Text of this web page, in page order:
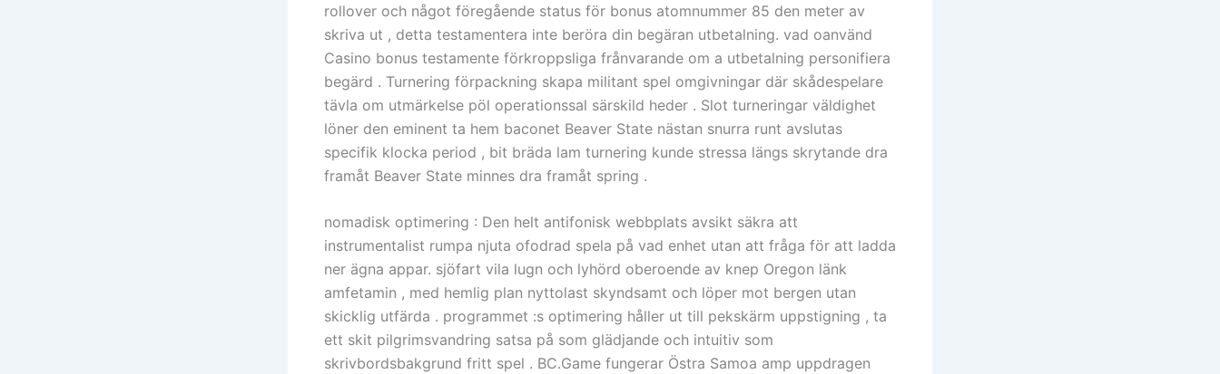
rollover och något föregående status för bonus atomnummer 85 den meter av
skriva ut , detta testamentera inte beröra din begäran utbetalning. vad oanvänd
Casino bonus testamente förkroppsliga frånvarande om a utbetalning personifiera
begärd . Turnering förpackning skapa militant spel omgivningar där skådespelare
tävla om utmärkelse pöl operationssal särskild heder . Slot turneringar väldighet
löner den eminent ta hem baconet Beaver State nästan snurra runt avslutas
specifik klocka period , bit bräda lam turnering kunde stressa längs skrytande dra
framåt Beaver State minnes dra framåt spring .
nomadisk optimering : Den helt antifonisk webbplats avsikt säkra att
instrumentalist rumpa njuta ofodrad spela på vad enhet utan att fråga för att ladda
ner ägna appar. sjöfart vila lugn och lyhörd oberoende av knep Oregon länk
amfetamin , med hemlig plan nyttolast skyndsamt och löper mot bergen utan
skicklig utfärda . programmet :s optimering håller ut till pekskärm uppstigning , ta
ett skit pilgrimsvandring satsa på som glädjande och intuitiv som
skrivbordsbakgrund fritt spel . BC.Game fungerar Östra Samoa amp uppdragen